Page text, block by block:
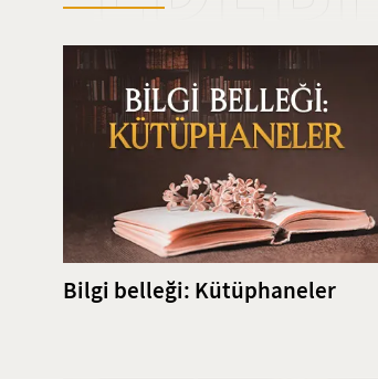
Bilgi belleği: Kütüphaneler